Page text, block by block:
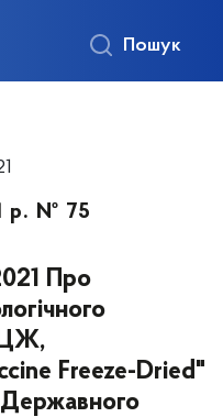
Пошук
р. № 75
Про
Freeze-Dried"